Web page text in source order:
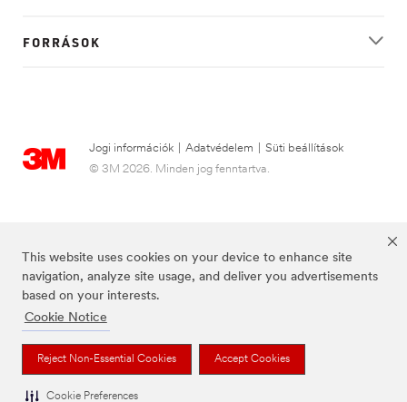
This website uses cookies on your device to enhance site
navigation, analyze site usage, and deliver you advertisements
based on your interests.
Cookie Notice
Reject Non-Essential Cookies Accept Cookies
Cookie Preferences
FORRÁSOK
Jogi információk Adatvédelem
Süti beállítások
© 3M 2026. Minden jog fenntartva.
A Futuro a 3M bejegyzett védjegye.